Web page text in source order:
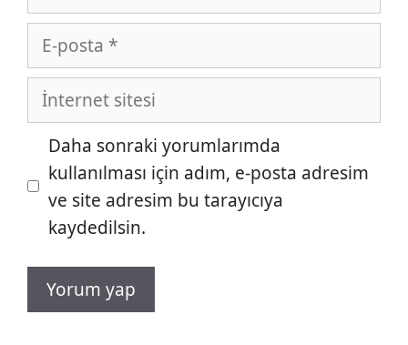
posta
İnternet
sitesi
Daha sonraki yorumlarımda
kullanılması için adım, e-posta adresim
ve site adresim bu tarayıcıya
kaydedilsin.